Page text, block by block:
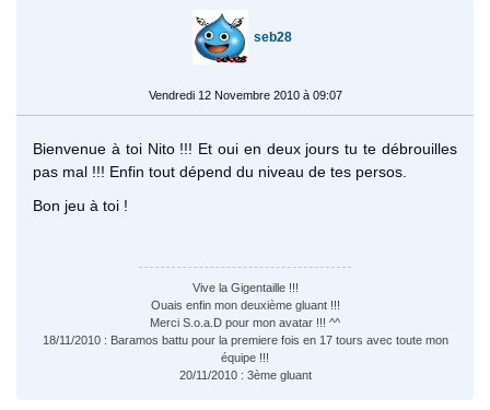
seb28
Vendredi 12 Novembre 2010 à 09:07
Bienvenue à toi Nito !!! Et oui en deux jours tu te débrouilles
pas mal !!! Enfin tout dépend du niveau de tes persos.
Bon jeu à toi !
Vive la Gigentaille !!!
Ouais enfin mon deuxième gluant !!!
Merci S.o.a.D pour mon avatar !!! ^^
18/11/2010 : Baramos battu pour la premiere fois en 17 tours avec toute mon
équipe !!!
20/11/2010 : 3ème gluant